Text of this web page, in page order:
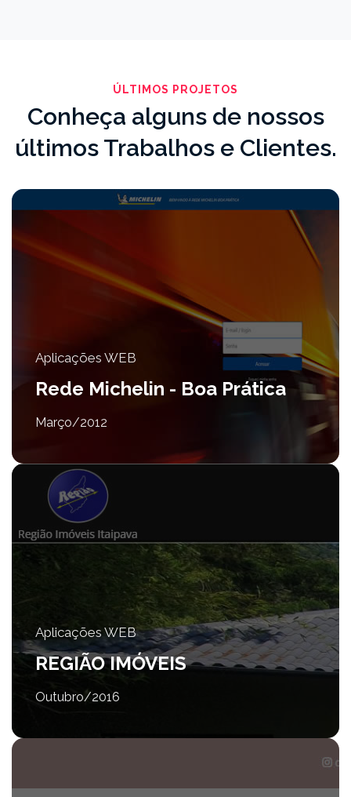
ÚLTIMOS PROJETOS
Conheça alguns de nossos
últimos Trabalhos e Clientes.
Aplicações WEB
Rede Michelin - Boa Prática
Março/2012
Aplicações WEB
REGIÃO IMÓVEIS
Outubro/2016